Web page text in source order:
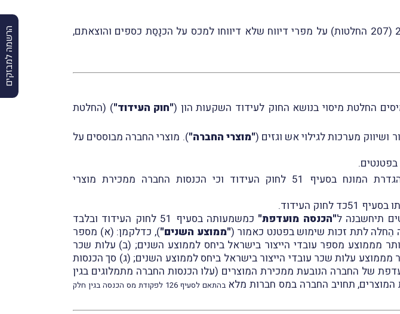
הרשמה למבזקים
רשות המסים פרסמה את קובץ החלטות הוועדה להטלת עיצום כספי לשנת 2024 (207 החלטות) על מפרי דיווח שלא דיווחו למכס על הכנָסַת כספים והוצאתם,
"חוק העידוד") (החלטת
ושיווק מערכות לגילוי אש וגזים ("מוצרי החברה"). מוצרי החברה מבוססים על
בפטנטים.
כהגדרת המונח בסעיף 51 לחוק העידוד וכי הכנסות החברה ממכירת מוצרי
לחוק העידוד.
תיחשבנה ל"הכנסה מועדפת"
כמשמעותה בסעיף 51 לחוק העידוד ובלבד
לתת זכות שימוש בפטנט כאמור ("ממוצע השנים"), כדלקמן: (א) מספר
בישראל בכל שנת-מס בה תובעים הטבות לא היה קטן ב-20% או יותר מממוצע מספר עובדי הייצור בישראל ביחס לממוצע השנים; (ב) עלות שכר
בישראל בכל שנת-מס בה תובעים הטבות לא היה קטן ב-20% או יותר מממוצע עלות שכר עובדי הייצור בישראל ביחס לממוצע השנים; (ג) סך הכנסות
השימוש בפטנטים לא יעלה על 25% מהכנסתה המועדפת של החברה הנובעת ממכירת המוצרים (עלו הכנסות החברה מתמלוגים בגין
בהתאם לסעיף 126 לפקודת מס הכנסה בגין חלק